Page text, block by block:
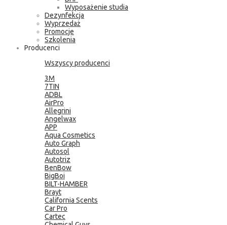
Wyposażenie studia
Dezynfekcja
Wyprzedaż
Promocje
Szkolenia
Producenci
Wszyscy producenci
3M
7TIN
ADBL
AirPro
Allegrini
Angelwax
APP
Aqua Cosmetics
Auto Graph
Autosol
Autotriz
BenBow
BigBoi
BILT-HAMBER
Brayt
California Scents
Car Pro
Cartec